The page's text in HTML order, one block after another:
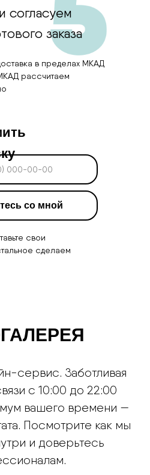
в пределах МКАД
рассчитаем
со мной
согласуем
заказа
свои
сделаем
сервис. Заботливая
с 10:00 до 22:00
вашего времени —
Посмотрите как мы
и доверьтесь